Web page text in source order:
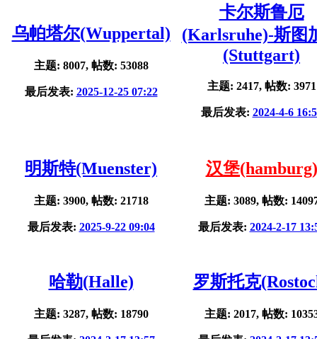
乌帕塔尔(Wuppertal)
主题: 8007, 帖数: 53088
最后发表: 2025-12-25 07:22
卡尔斯鲁厄
(Karlsruhe)-斯图
(Stuttgart)
主题: 2417, 帖数: 3971
最后发表: 2024-4-6
明斯特(Muenster)
主题: 3900, 帖数: 21718
最后发表: 2025-9-22 09:04
汉堡(hamburg)
主题: 3089, 帖数:
最后发表: 2024-2-17
哈勒(Halle)
主题: 3287, 帖数: 18790
罗斯托克
主题: 2017, 帖数: